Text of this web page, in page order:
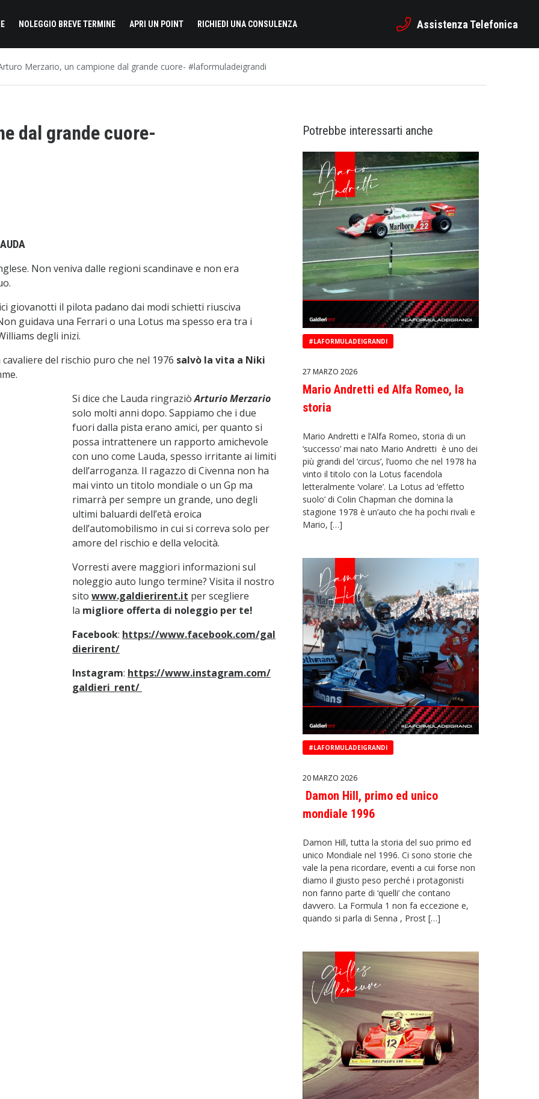
NOLEGGIO BREVE TERMINE APRI UN POINT RICHIEDI UNA CONSULENZA Assistenza Telefonica
Merzario, un campione dal grande cuore- #laformuladeigrandi
dal grande cuore-
Non veniva dalle regioni scandinave e non era
giovanotti il pilota padano dai modi schietti riusciva
guidava una Ferrari o una Lotus ma spesso era tra i
degli inizi.
del rischio puro che nel 1976 salvò la vita a Niki
Si dice che Lauda ringraziòArturio Merzario
solo molti anni dopo. Sappiamo che i due
fuori dalla pista erano amici, per quanto si
possa intrattenere un rapporto amichevole
con uno come Lauda, spesso irritante ai limiti
dell’arroganza. Il ragazzo di Civenna non ha
mai vinto un titolo mondiale o un Gp ma
rimarrà per sempre un grande, uno degli
ultimi baluardi dell’età eroica
dell’automobilismo in cui si correva solo per
amore del rischio e della velocità.
Vorresti avere maggiori informazioni sul
noleggio auto lungo termine? Visita il nostro
sito www.galdierirent.it per scegliere
la migliore offerta di noleggio per te!
Facebook: https://www.facebook.com/gal
dierirent/
Instagram: https://www.instagram.com/
galdieri_rent/
Potrebbe interessarti anche
#LAFORMULADEIGRANDI
27 MARZO 2026
Mario Andretti ed Alfa Romeo, la
storia
Mario Andretti e l’Alfa Romeo, storia di un
‘successo’ mai nato Mario Andretti è uno dei
più grandi del ‘circus’, l’uomo che nel 1978 ha
vinto il titolo con la Lotus facendola
letteralmente ‘volare’. La Lotus ad ‘effetto
suolo’ di Colin Chapman che domina la
stagione 1978 è un’auto che ha pochi rivali e
Mario, […]
#LAFORMULADEIGRANDI
20 MARZO 2026
Damon Hill, primo ed unico
mondiale 1996
Damon Hill, tutta la storia del suo primo ed
unico Mondiale nel 1996. Ci sono storie che
vale la pena ricordare, eventi a cui forse non
diamo il giusto peso perché i protagonisti
non fanno parte di ‘quelli’ che contano
davvero. La Formula 1 non fa eccezione e,
quando si parla di Senna , Prost […]